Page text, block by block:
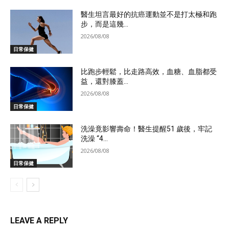
日常保健
醫生坦言最好的抗癌運動並不是打太極和跑
步，而是這幾...
2026/08/08
日常保健
比跑步輕鬆，比走路高效，血糖、血脂都受
益，還對膝蓋...
2026/08/08
日常保健
洗澡竟影響壽命！醫生提醒51 歲後，牢記
洗澡 “4...
2026/08/08
LEAVE A REPLY